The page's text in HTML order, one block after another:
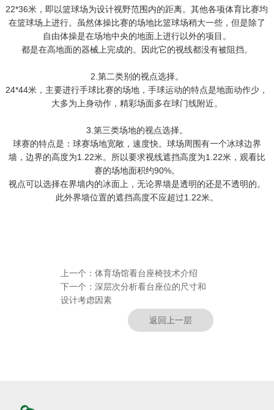
22*36米，即以篮球场为设计视野范围内的距离。其他各项体育比赛均
在篮球场上进行。虽然体操比赛的场地比篮球场稍大一些，但是除了
自由体操是在场地中央的地面上进行以外的项目。
都是在高地面的器械上完成的。因此它的视线都没有被阻挡。
2.第二类别的视点选择。
24*44米，主要进行手球比赛的场地，手球运动的特点是地面动作少，
大多为上身动作，精彩场面多在球门线附近。
3.第三类场地的视点选择。
球赛的特点是：球赛场地宽敞，速度快。球场周围有一个冰球边界
墙，边界的高度为1.22米。所以要求视线遮挡高度为1.22米，观看比
赛的场地面积约90%。
视点可以选择在界墙内的冰面上，无论界墙是透明的还是不透明的。
此外界墙位置的遮挡高度不应超过1.22米。
上一个： 体育场馆看台座椅技术介绍
下一个： 深层次分析看台座位的尺寸和
设计考虑因素
返回上一层